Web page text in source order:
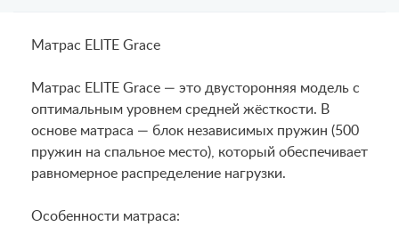
Матрас ELITE Grace
Матрас ELITE Grace — это двусторонняя модель с
оптимальным уровнем средней жёсткости. В
основе матраса — блок независимых пружин (500
пружин на спальное место), который обеспечивает
равномерное распределение нагрузки.
Особенности матраса: